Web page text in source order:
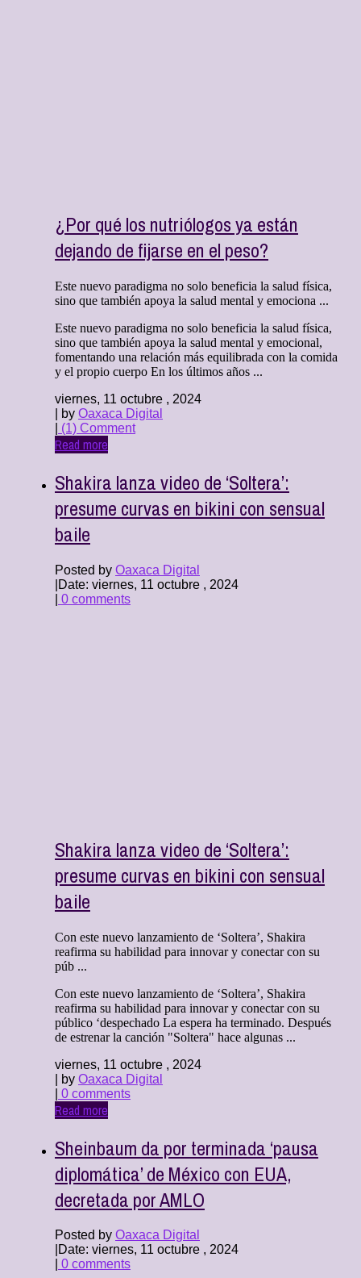
¿Por qué los nutriólogos ya están
dejando de fijarse en el peso?
Este nuevo paradigma no solo beneficia la salud física,
sino que también apoya la salud mental y emociona ...
Este nuevo paradigma no solo beneficia la salud física,
sino que también apoya la salud mental y emocional,
fomentando una relación más equilibrada con la comida
y el propio cuerpo En los últimos años ...
viernes, 11 octubre , 2024
| by Oaxaca Digital
(1) Comment
Read more
Shakira lanza video de ‘Soltera’:
presume curvas en bikini con sensual
baile
Posted by Oaxaca Digital
Date: viernes, 11 octubre , 2024
0 comments
Shakira lanza video de ‘Soltera’:
presume curvas en bikini con sensual
baile
Con este nuevo lanzamiento de ‘Soltera’, Shakira
reafirma su habilidad para innovar y conectar con su
púb ...
Con este nuevo lanzamiento de ‘Soltera’, Shakira
reafirma su habilidad para innovar y conectar con su
público ‘despechado La espera ha terminado. Después
de estrenar la canción "Soltera" hace algunas ...
viernes, 11 octubre , 2024
| by Oaxaca Digital
0 comments
Read more
Sheinbaum da por terminada ‘pausa
diplomática’ de México con EUA,
decretada por AMLO
Posted by Oaxaca Digital
Date: viernes, 11 octubre , 2024
0 comments